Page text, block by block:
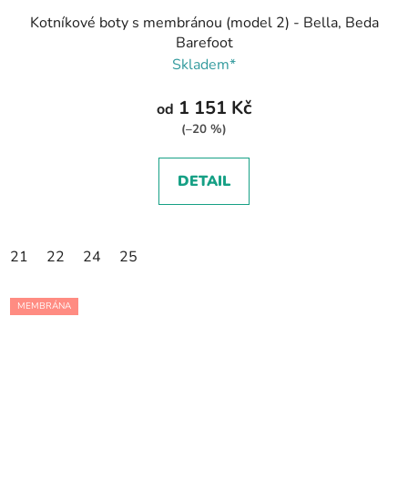
Kotníkové boty s membránou (model 2) - Bella, Beda
Barefoot
Skladem*
od 1 151 Kč
(–20 %)
DETAIL
21 22 24 25
MEMBRÁNA